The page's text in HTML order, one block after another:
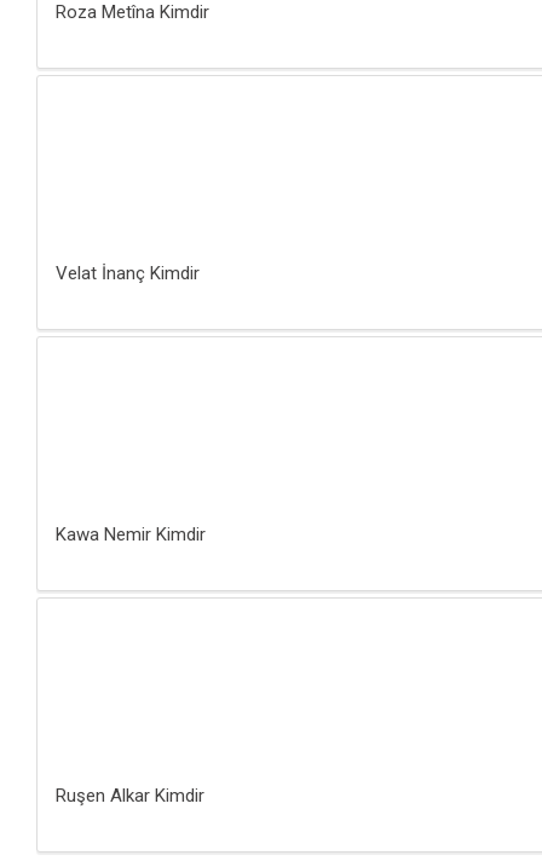
Roza Metîna Kimdir
Velat İnanç Kimdir
Kawa Nemir Kimdir
Ruşen Alkar Kimdir